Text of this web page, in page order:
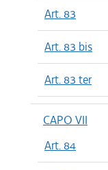
Art. 83
Art. 83 bis
Art. 83 ter
CAPO VII
Art. 84